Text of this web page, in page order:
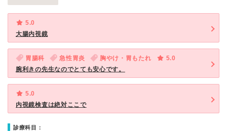
5.0
大腸内視鏡
胃腸科 急性胃炎 胸やけ・胃もたれ
5.0
腕利きの先生なのでとても安心です。
5.0
内視鏡検査は絶対ここで
診療科目：